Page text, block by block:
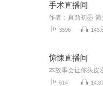
手术直播间
3596
惊悚直播间
本故事会让你头皮
614 14.8